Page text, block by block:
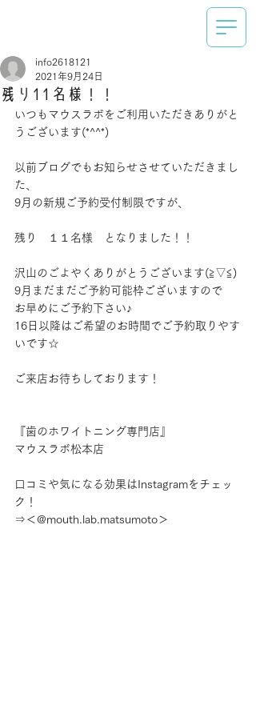
残り11名様！！
info2618121
2021年9月24日
いつもマウスラボをご利用いただきありがと
うございます(*^^*)
以前ブログでもお知らせさせていただきまし
た、
9月の新規ご予約受付制限ですが、
残り　１１名様　となりました！！
沢山のごよやくありがとうございます(≧▽≦)
9月まだまだご予約可能枠ございますので
お早めにご予約下さい♪
16日以降はご希望のお時間でご予約取りやす
いです☆
ご来店お待ちしております！
『歯のホワイトニング専門店』
マウスラボ松本店
口コミや気になる効果はInstagramをチェッ
ク！
⇒＜@mouth.lab.matsumoto＞